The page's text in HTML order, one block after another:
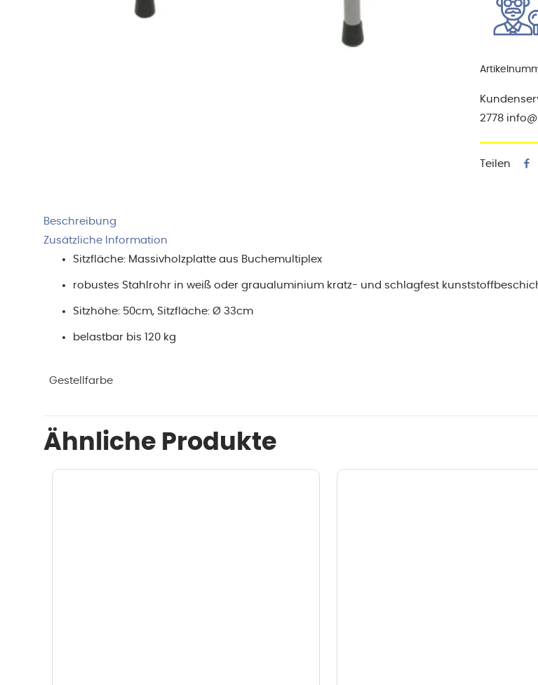
rund
Menge
2778
Teilen
Beschreibung
Zusätzliche Information
Sitzfläche: Massivholzplatte aus Buchemultiplex
robustes Stahlrohr in weiß oder graualuminium kratz- und schlagfest
Sitzhöhe: 50cm, Sitzfläche: Ø 33cm
belastbar bis 120 kg
Gestellfarbe
Ähnliche Produkte